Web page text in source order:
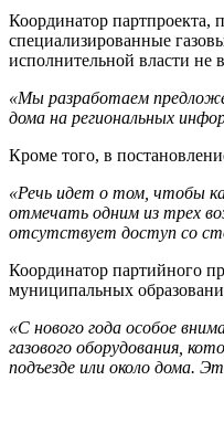
Координатор партпроекта,
специализированные
исполнительной власти не
«Мы разработаем
дома на региональных
Кроме того, в
«Речь идет о том, чтобы
отмечать одним из трех
отсутствует доступ со
Координатор партийного
муниципальных
«С нового года особое
газового оборудования,
подъезде или около дома.